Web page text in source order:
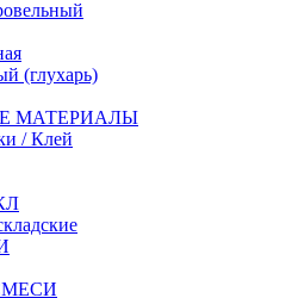
(глухарь)
МАТЕРИАЛЫ
/ Клей